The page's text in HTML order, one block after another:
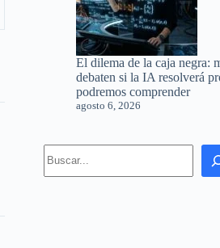
El dilema de la caja negra:
debaten si la IA resolverá
podremos comprender
agosto 6, 2026